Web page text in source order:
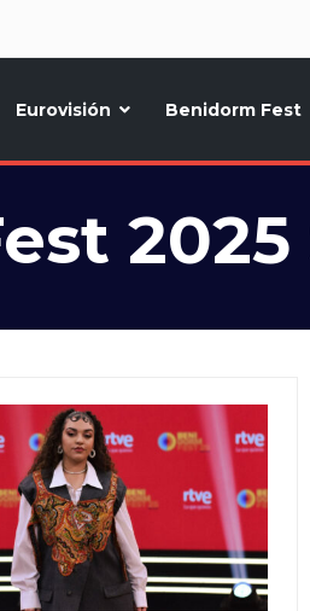
Eurovisión Benidorm Fest